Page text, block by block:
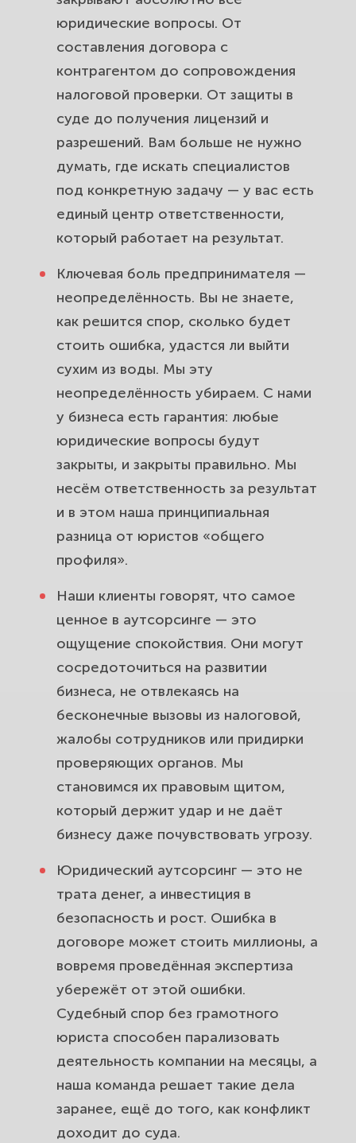
юридические вопросы. От
составления договора с
контрагентом до сопровождения
налоговой проверки. От защиты в
суде до получения лицензий и
разрешений. Вам больше не нужно
думать, где искать специалистов
под конкретную задачу — у вас есть
единый центр ответственности,
который работает на результат.
Ключевая боль предпринимателя —
неопределённость. Вы не знаете,
как решится спор, сколько будет
стоить ошибка, удастся ли выйти
сухим из воды. Мы эту
неопределённость убираем. С нами
у бизнеса есть гарантия: любые
юридические вопросы будут
закрыты, и закрыты правильно. Мы
несём ответственность за результат
и в этом наша принципиальная
разница от юристов «общего
профиля».
Наши клиенты говорят, что самое
ценное в аутсорсинге — это
ощущение спокойствия. Они могут
сосредоточиться на развитии
бизнеса, не отвлекаясь на
бесконечные вызовы из налоговой,
жалобы сотрудников или придирки
проверяющих органов. Мы
становимся их правовым щитом,
который держит удар и не даёт
бизнесу даже почувствовать угрозу.
Юридический аутсорсинг — это не
трата денег, а инвестиция в
безопасность и рост. Ошибка в
договоре может стоить миллионы, а
вовремя проведённая экспертиза
убережёт от этой ошибки.
Судебный спор без грамотного
юриста способен парализовать
деятельность компании на месяцы, а
наша команда решает такие дела
заранее, ещё до того, как конфликт
доходит до суда.